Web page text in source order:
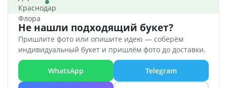
Не нашли подходящий букет?
Пришлите фото или опишите идею — соберём
индивидуальный букет и пришлём фото до доставки.
WhatsApp Telegram